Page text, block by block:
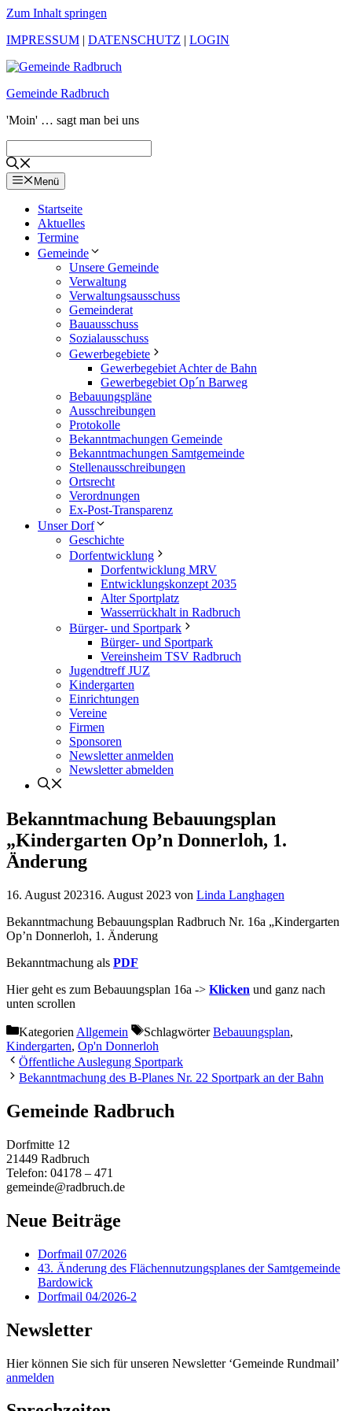
Zum Inhalt springen
IMPRESSUM | DATENSCHUTZ | LOGIN
Gemeinde Radbruch
'Moin' … sagt man bei uns
Menü
Startseite
Aktuelles
Termine
Gemeinde
Unsere Gemeinde
Verwaltung
Verwaltungsausschuss
Gemeinderat
Bauausschuss
Sozialausschuss
Gewerbegebiete
Gewerbegebiet Achter de Bahn
Gewerbegebiet Op´n Barweg
Bebauungspläne
Ausschreibungen
Protokolle
Bekanntmachungen Gemeinde
Bekanntmachungen Samtgemeinde
Stellenausschreibungen
Ortsrecht
Verordnungen
Ex-Post-Transparenz
Unser Dorf
Geschichte
Dorfentwicklung
Dorfentwicklung MRV
Entwicklungskonzept 2035
Alter Sportplatz
Wasserrückhalt in Radbruch
Bürger- und Sportpark
Bürger- und Sportpark
Vereinsheim TSV Radbruch
Jugendtreff JUZ
Kindergarten
Einrichtungen
Vereine
Firmen
Sponsoren
Newsletter anmelden
Newsletter abmelden
Bekanntmachung Bebauungsplan
„Kindergarten Op’n Donnerloh, 1.
Änderung
16. August 202316. August 2023 von Linda Langhagen
Bekanntmachung Bebauungsplan Radbruch Nr. 16a „Kindergarten
Op’n Donnerloh, 1. Änderung
Bekanntmachung als PDF
Hier geht es zum Bebauungsplan 16a -> Klicken und ganz nach
unten scrollen
Kategorien Allgemein SchlagwörterBebauungsplan,
Kindergarten, Op'n Donnerloh
Öffentliche Auslegung Sportpark
Bekanntmachung des B-Planes Nr. 22 Sportpark an der Bahn
Gemeinde Radbruch
Dorfmitte 12
21449 Radbruch
Telefon: 04178 – 471
gemeinde@radbruch.de
Neue Beiträge
Dorfmail 07/2026
43. Änderung des Flächennutzungsplanes der Samtgemeinde
Bardowick
Dorfmail 04/2026-2
Newsletter
Hier können Sie sich für unseren Newsletter ‘Gemeinde Rundmail’
anmelden